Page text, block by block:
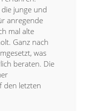
junge und
anregende
mal alte
Ganz nach
was
beraten. Die
den letzten